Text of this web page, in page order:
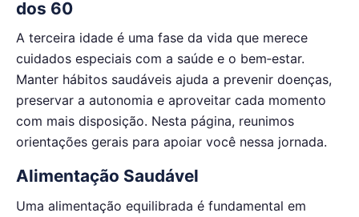
dos 60
A terceira idade é uma fase da vida que merece
cuidados especiais com a saúde e o bem‑estar.
Manter hábitos saudáveis ajuda a prevenir doenças,
preservar a autonomia e aproveitar cada momento
com mais disposição. Nesta página, reunimos
orientações gerais para apoiar você nessa jornada.
Alimentação Saudável
Uma alimentação equilibrada é fundamental em